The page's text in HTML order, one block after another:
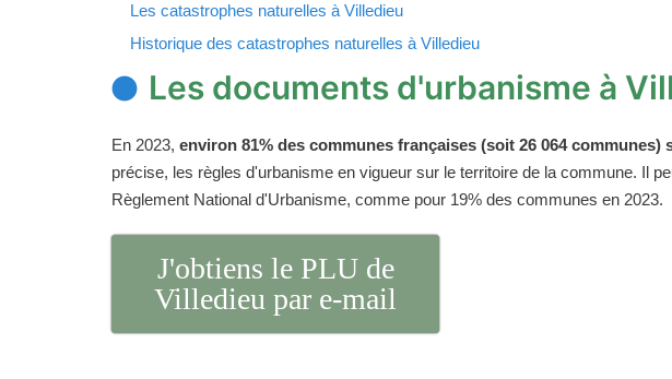
Les catastrophes naturelles à Villedieu
Historique des catastrophes naturelles à Villedieu
Les documents d'urbanisme à
En 2023, environ 81% des communes françaises (soit 26 064
précise, les règles d'urbanisme en vigueur sur le territoire de la commune. Il
Règlement National d'Urbanisme, comme pour 19% des communes en 2023.
J'obtiens le PLU de
Villedieu par e-mail